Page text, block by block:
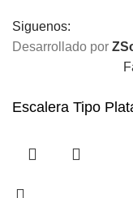
Siguenos:
Desarrollado por
Escalera Tipo